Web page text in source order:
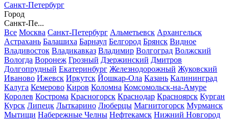
Санкт-Петербург
Город
Санкт-Пе...
Все Москва Санкт-Петербург Альметьевск Архангельск
Астрахань Балашиха Барнаул Белгород Брянск Видное
Владивосток Владикавказ Владимир Волгоград Волжский
Вологда Воронеж Грозный Дзержинский Дмитров
Долгопрудный Екатеринбург Железнодорожный Жуковский
Иваново Ижевск Иркутск Йошкар-Ола Казань Калининград
Калуга Кемерово Киров Коломна Комсомольск-на-Амуре
Королев Кострома Красногорск Краснодар Красноярск Курган
Курск Липецк Лыткарино Люберцы Магнитогорск Мурманск
Мытищи Набережные Челны Нефтекамск Нижний Новгород